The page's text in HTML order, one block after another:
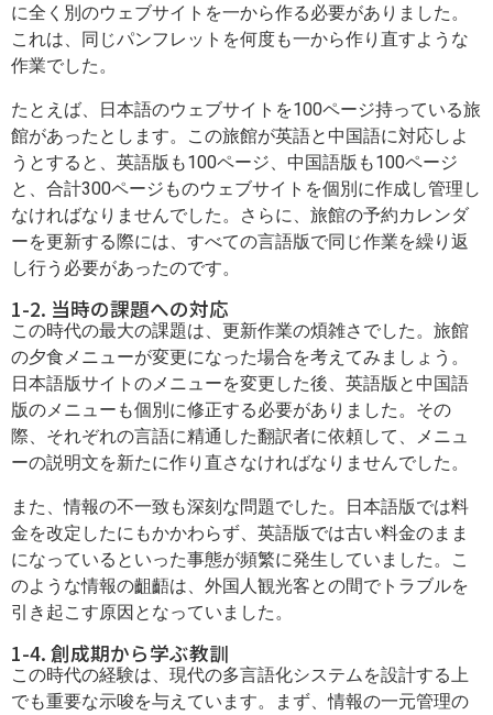
に全く別のウェブサイトを一から作る必要がありました。
これは、同じパンフレットを何度も一から作り直すような
作業でした。
たとえば、日本語のウェブサイトを100ページ持っている旅
館があったとします。この旅館が英語と中国語に対応しよ
うとすると、英語版も100ページ、中国語版も100ページ
と、合計300ページものウェブサイトを個別に作成し管理し
なければなりませんでした。さらに、旅館の予約カレンダ
ーを更新する際には、すべての言語版で同じ作業を繰り返
し行う必要があったのです。
1-2. 当時の課題への対応
この時代の最大の課題は、更新作業の煩雑さでした。旅館
の夕食メニューが変更になった場合を考えてみましょう。
日本語版サイトのメニューを変更した後、英語版と中国語
版のメニューも個別に修正する必要がありました。その
際、それぞれの言語に精通した翻訳者に依頼して、メニュ
ーの説明文を新たに作り直さなければなりませんでした。
また、情報の不一致も深刻な問題でした。日本語版では料
金を改定したにもかかわらず、英語版では古い料金のまま
になっているといった事態が頻繁に発生していました。こ
のような情報の齟齬は、外国人観光客との間でトラブルを
引き起こす原因となっていました。
1-4. 創成期から学ぶ教訓
この時代の経験は、現代の多言語化システムを設計する上
でも重要な示唆を与えています。まず、情報の一元管理の